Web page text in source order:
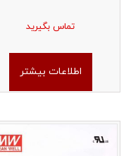
تماس بگیرید
اطلاعات بیشتر